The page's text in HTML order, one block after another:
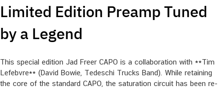
Limited Edition Preamp Tuned
by a Legend
This special edition Jad Freer CAPO is a collaboration with **Tim
Lefebvre** (David Bowie, Tedeschi Trucks Band). While retaining
the core of the standard CAPO, the saturation circuit has been re-